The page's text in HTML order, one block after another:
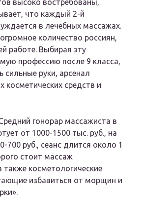
высоко востребованы,
что каждый 2-й
в лечебных массажах.
количество россиян,
работе. Выбирая эту
профессию после 9 класса,
сильные руки, арсенал
косметических средств и
гонорар массажиста в
от 1000-1500 тыс. руб., на
700 руб., сеанс длится около 1
стоит массаж
косметологические
избавиться от морщин и